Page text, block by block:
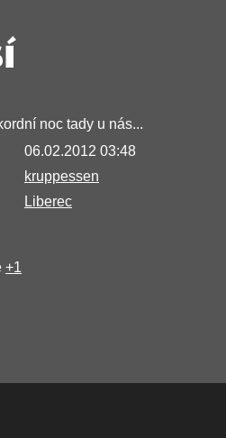
noc tady u nás...
06.02.2012 03:48
kruppessen
Liberec
+1